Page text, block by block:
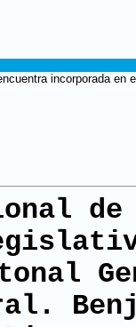
incorporada